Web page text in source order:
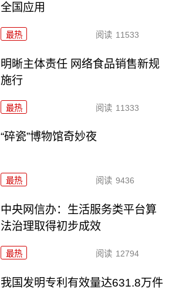
全国应用
最热 阅读 11533
明晰主体责任 网络食品销售新规
施行
最热 阅读 11333
“碎瓷”博物馆奇妙夜
最热 阅读 9436
中央网信办：生活服务类平台算
法治理取得初步成效
最热 阅读 12794
我国发明专利有效量达631.8万件